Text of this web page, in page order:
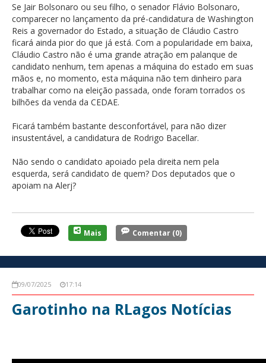
Se Jair Bolsonaro ou seu filho, o senador Flávio Bolsonaro,
comparecer no lançamento da pré-candidatura de Washington
Reis a governador do Estado, a situação de Cláudio Castro
ficará ainda pior do que já está. Com a popularidade em baixa,
Cláudio Castro não é uma grande atração em palanque de
candidato nenhum, tem apenas a máquina do estado em suas
mãos e, no momento, esta máquina não tem dinheiro para
trabalhar como na eleição passada, onde foram torrados os
bilhões da venda da CEDAE.
Ficará também bastante desconfortável, para não dizer
insustentável, a candidatura de Rodrigo Bacellar.
Não sendo o candidato apoiado pela direita nem pela
esquerda, será candidato de quem? Dos deputados que o
apoiam na Alerj?
Mais Comentar (0)
09/07/2025 17:14
Garotinho na RLagos Notícias